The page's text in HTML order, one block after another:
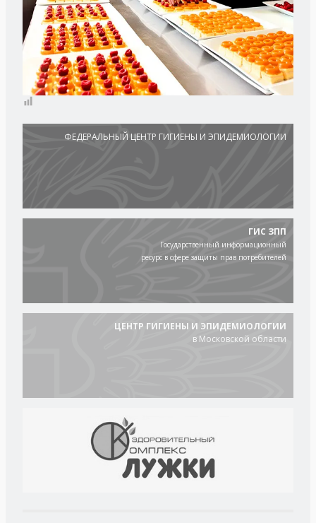
ФЕДЕРАЛЬНЫЙ ЦЕНТР ГИГИЕНЫ И ЭПИДЕМИОЛОГИИ
ГИС ЗПП
Государственный информационный
ресурс в сфере защиты прав потребителей
ЦЕНТР ГИГИЕНЫ И ЭПИДЕМИОЛОГИИ
в Московской области